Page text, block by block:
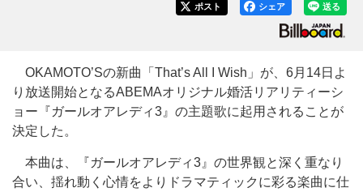
送る
シェア
ポスト
OKAMOTO’Sの新曲「That’s All I Wish」が、6月14日よ
り放送開始となるABEMAオリジナル婚活リアリティーシ
ョー『ガールオアレディ3』の主題歌に起用されることが
決定した。
本曲は、『ガールオアレディ3』の世界観と深く重なり
合い、揺れ動く心情をよりドラマティックに彩る楽曲に仕